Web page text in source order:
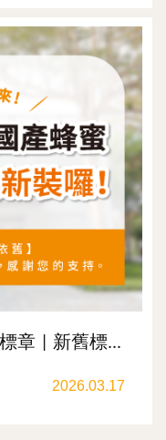
章 | 新舊標...
2026.03.17